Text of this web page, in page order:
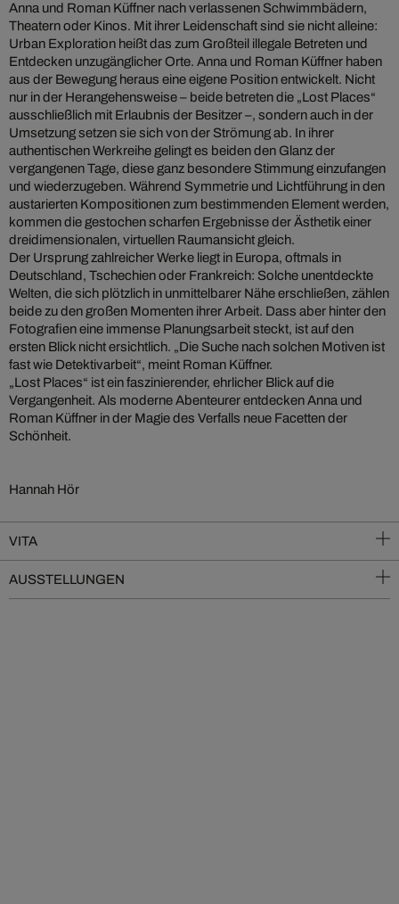
Anna und Roman Küffner nach verlassenen Schwimmbädern,
Theatern oder Kinos. Mit ihrer Leidenschaft sind sie nicht alleine:
Urban Exploration heißt das zum Großteil illegale Betreten und
Entdecken unzugänglicher Orte. Anna und Roman Küffner haben
aus der Bewegung heraus eine eigene Position entwickelt. Nicht
nur in der Herangehensweise – beide betreten die „Lost Places“
ausschließlich mit Erlaubnis der Besitzer –, sondern auch in der
Umsetzung setzen sie sich von der Strömung ab. In ihrer
authentischen Werkreihe gelingt es beiden den Glanz der
vergangenen Tage, diese ganz besondere Stimmung einzufangen
und wiederzugeben. Während Symmetrie und Lichtführung in den
austarierten Kompositionen zum bestimmenden Element werden,
kommen die gestochen scharfen Ergebnisse der Ästhetik einer
dreidimensionalen, virtuellen Raumansicht gleich.
Der Ursprung zahlreicher Werke liegt in Europa, oftmals in
Deutschland, Tschechien oder Frankreich: Solche unentdeckte
Welten, die sich plötzlich in unmittelbarer Nähe erschließen, zählen
beide zu den großen Momenten ihrer Arbeit. Dass aber hinter den
Fotografien eine immense Planungsarbeit steckt, ist auf den
ersten Blick nicht ersichtlich. „Die Suche nach solchen Motiven ist
fast wie Detektivarbeit“, meint Roman Küffner.
„Lost Places“ ist ein faszinierender, ehrlicher Blick auf die
Vergangenheit. Als moderne Abenteurer entdecken Anna und
Roman Küffner in der Magie des Verfalls neue Facetten der
Schönheit.
Hannah Hör
VITA
AUSSTELLUNGEN